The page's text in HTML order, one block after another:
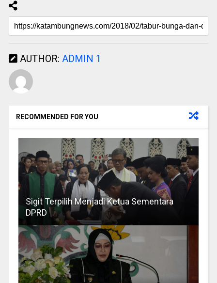
AUTHOR: ADMIN 1
RECOMMENDED FOR YOU
Sigit Terpilih Menjadi Ketua Sementara
DPRD